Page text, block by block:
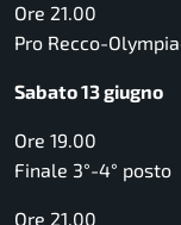
Ore 21.00
Pro Recco-
Sabato 13 giugno
Ore 19.00
Finale 3°-4° posto
Ore 21.00